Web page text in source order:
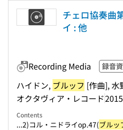
チェロ協奏曲
イ : 他
Recording Media 録音
ハイドン, ブルッフ [作曲], 水
オクタヴィア・レコード
Contents
...2)コル・ニドライop.47(ブルッ